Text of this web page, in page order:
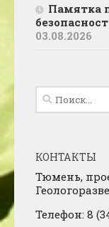
Памятка
03.08.2026
Найти:
КОНТАКТЫ
Тюмень,
Телефон: 8